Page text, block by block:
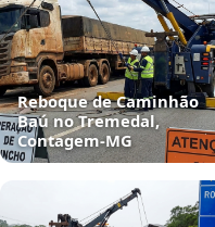
Reboque de Caminhão
Baú no Tremedal,
Contagem‑MG